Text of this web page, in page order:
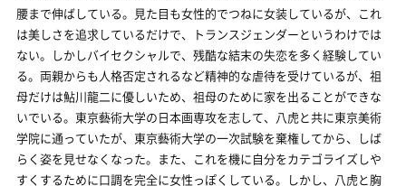
腰まで伸ばしている。見た目も女性的でつねに女装しているが、これ
は美しさを追求しているだけで、トランスジェンダーというわけでは
ない。しかしバイセクシャルで、残酷な結末の失恋を多く経験してい
る。両親からも人格否定されるなど精神的な虐待を受けているが、祖
母だけは鮎川龍二に優しいため、祖母のために家を出ることができな
いでいる。東京藝術大学の日本画専攻を志して、八虎と共に東京美術
学院に通っていたが、東京藝術大学の一次試験を棄権してから、しば
らく姿を見せなくなった。また、これを機に自分をカテゴライズしや
すくするために口調を完全に女性っぽくしている。しかし、八虎と胸